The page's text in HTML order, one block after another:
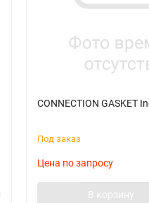
CONNECTION GASKET
Под заказ
Цена по запросу
В корзину